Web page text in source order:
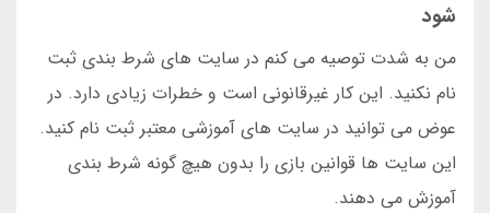
شود
من به شدت توصیه می کنم در سایت های شرط بندی ثبت
نام نکنید. این کار غیرقانونی است و خطرات زیادی دارد. در
عوض می توانید در سایت های آموزشی معتبر ثبت نام کنید.
این سایت ها قوانین بازی را بدون هیچ گونه شرط بندی
آموزش می دهند.